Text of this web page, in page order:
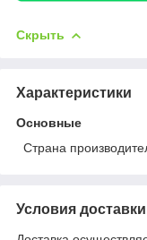
Скрыть
Характеристики
Основные
Страна
Условия доставки